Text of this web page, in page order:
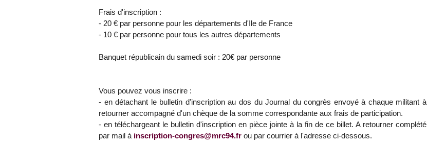
Frais d'inscription :
- 20 € par personne pour les départements d'Ile de France
- 10 € par personne pour tous les autres départements
Banquet républicain du samedi soir : 20€ par personne
Vous pouvez vous inscrire :
- en détachant le bulletin d'inscription au dos du Journal du congrès envoyé à chaque militant à
retourner accompagné d'un chèque de la somme correspondante aux frais de participation.
- en téléchargeant le bulletin d'inscription en pièce jointe à la fin de ce billet. A retourner complété
par mail à inscription-congres@mrc94.fr ou par courrier à l'adresse ci-dessous.